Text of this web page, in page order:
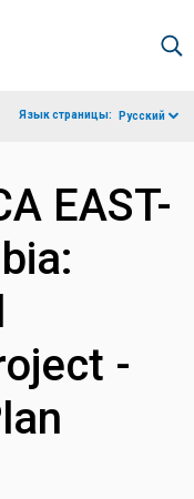
Язык страницы: Русский
EAST-
-